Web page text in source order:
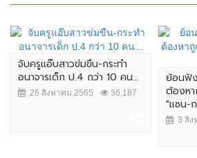
จับครูแอ๊บสาวข่มขืน-กระทำ
อนาจารเด็ก ป.4 กว่า 10 คน...
26 สิงหาคม 2565 36,187
ย้อนฟั
ต้องห
"แซน-
3 สิง